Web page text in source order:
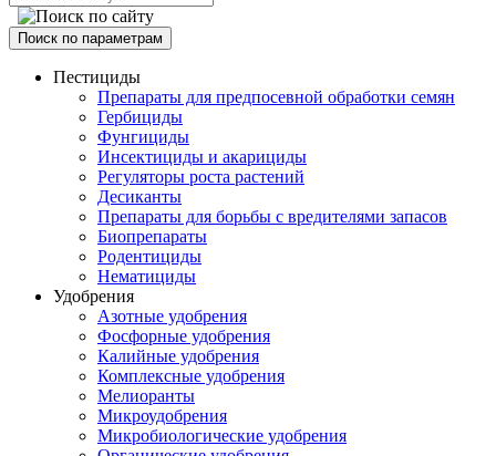
Поиск по параметрам
Пестициды
Препараты для предпосевной обработки семян
Гербициды
Фунгициды
Инсектициды и акарициды
Регуляторы роста растений
Десиканты
Препараты для борьбы с вредителями запасов
Биопрепараты
Родентициды
Нематициды
Удобрения
Азотные удобрения
Фосфорные удобрения
Калийные удобрения
Комплексные удобрения
Мелиоранты
Микроудобрения
Микробиологические удобрения